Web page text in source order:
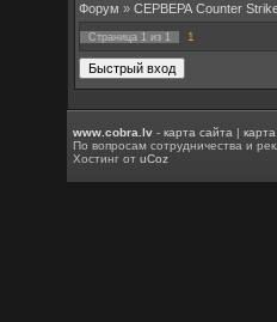
Форум » СЕРВЕРА Counter
Страница 1 из 1 1
www.cobra.lv -карта сайта |
По вопросам сотрудничества и
Хостинг отuCoz